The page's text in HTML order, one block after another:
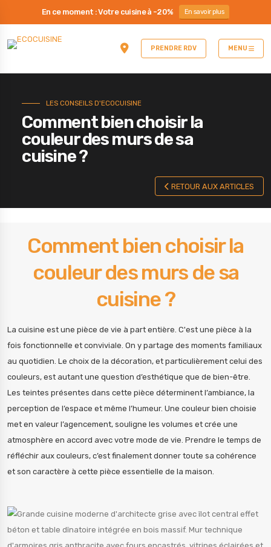
En ce moment : Votre cuisine à -20% En savoir plus
PRENDRE RDV MENU
LES CONSEILS D'ECOCUISINE
Comment bien choisir la
couleur des murs de sa
cuisine ?
RETOUR AUX ARTICLES
Comment bien choisir la
couleur des murs de sa
cuisine ?
La cuisine est une pièce de vie à part entière. C'est une pièce à la
fois fonctionnelle et conviviale. On y partage des moments familiaux
au quotidien. Le choix de la décoration, et particulièrement celui des
couleurs, est autant une question d’esthétique que de bien-être.
Les teintes présentes dans cette pièce déterminent l’ambiance, la
perception de l’espace et même l’humeur. Une couleur bien choisie
met en valeur l’agencement, souligne les volumes et crée une
atmosphère en accord avec votre mode de vie. Prendre le temps de
réfléchir aux couleurs, c’est finalement donner toute sa cohérence
et son caractère à cette pièce essentielle de la maison.